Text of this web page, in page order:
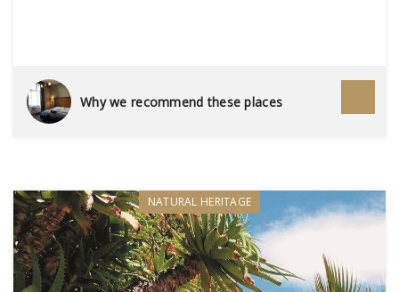
Why we recommend these places
NATURAL HERITAGE